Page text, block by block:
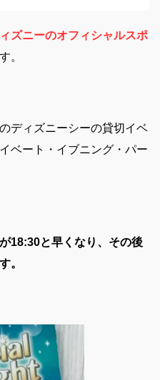
ズニーのオフィシャルスポ
。
ディズニーシーの貸切イベ
ベート・イブニング・パー
18:30と早くなり、その後
。